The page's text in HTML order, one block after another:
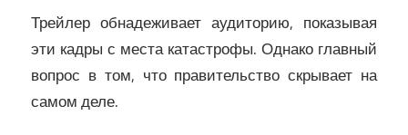
Трейлер обнадеживает аудиторию, показывая
эти кадры с места катастрофы. Однако главный
вопрос в том, что правительство скрывает на
самом деле.